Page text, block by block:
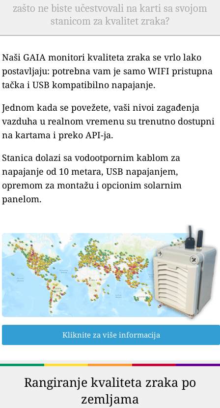
zašto ne biste učestvovali na karti sa svojom
stanicom za kvalitet zraka?
Naši GAIA monitori kvaliteta zraka se vrlo lako
postavljaju: potrebna vam je samo WIFI pristupna
tačka i USB kompatibilno napajanje.
Jednom kada se povežete, vaši nivoi zagađenja
vazduha u realnom vremenu su trenutno dostupni
na kartama i preko API-ja.
Stanica dolazi sa vodootpornim kablom za
napajanje od 10 metara, USB napajanjem,
opremom za montažu i opcionim solarnim
panelom.
Kliknite za više informacija
Rangiranje kvaliteta zraka po
zemljama